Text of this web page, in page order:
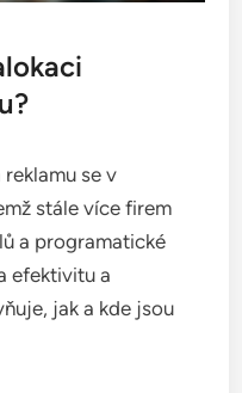
se v
stále více firem
a programatické
efektivitu a
jak a kde jsou